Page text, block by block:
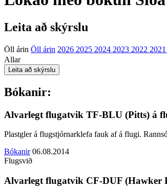
Leita að skýrslu
Öll árin Öll árin 2026 2025 2024 2023 2022 2021
Allar
Bókanir:
Alvarlegt flugatvik TF-BLU (Pitts) á
Plastgler á flugstjórnarklefa fauk af á flugi.
Bókanir 06.08.2014
Flugsvið
Alvarlegt flugatvik CF-DUF (Hawker